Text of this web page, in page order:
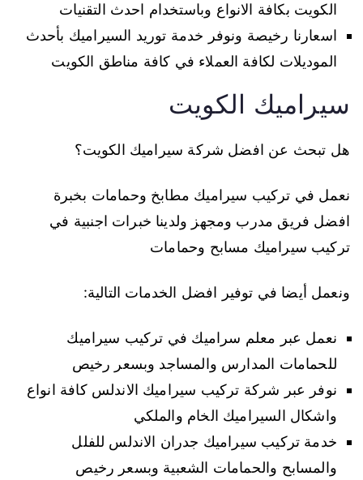
الكويت بكافة الانواع وباستخدام احدث التقنيات
اسعارنا رخيصة ونوفر خدمة توريد السيراميك بأحدث
الموديلات لكافة العملاء في كافة مناطق الكويت
سيراميك الكويت
هل تبحث عن افضل شركة سيراميك الكويت؟
نعمل في تركيب سيراميك مطابخ وحمامات بخبرة
افضل فريق مدرب ومجهز ولدينا خبرات اجنبية في
تركيب سيراميك مسابح وحمامات
ونعمل أيضا في توفير افضل الخدمات التالية:
نعمل عبر معلم سراميك في تركيب سيراميك
للحمامات المدارس والمساجد وبسعر رخيص
نوفر عبر شركة تركيب سيراميك الاندلس كافة انواع
واشكال السيراميك الخام والملكي
خدمة تركيب سيراميك جدران الاندلس للفلل
والمسابح والحمامات الشعبية وبسعر رخيص